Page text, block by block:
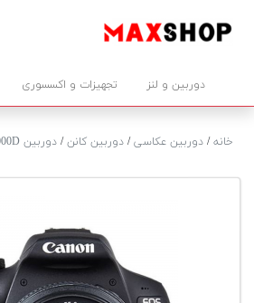
دوربین و لنز تجهیزات و اکسسوری
خانه/ دوربین عکاسی/ دوربین کانن/ دوربین 2000D کانن